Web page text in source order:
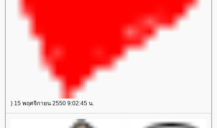
) 15 พฤศจิกายน 2550 9:02:45 น.